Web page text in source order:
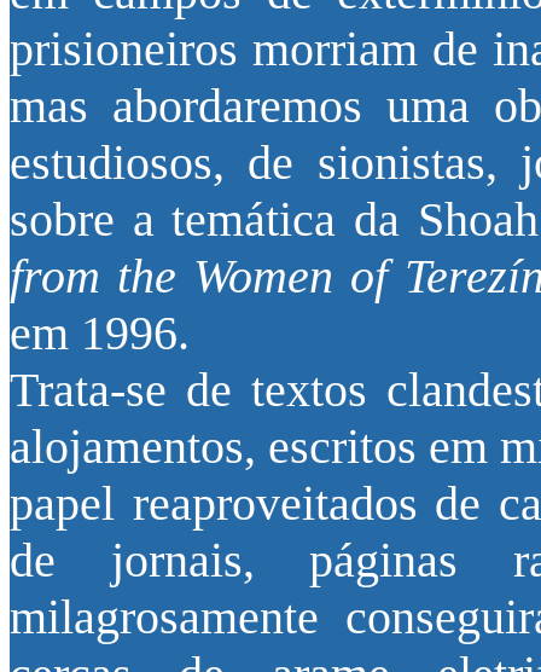
prisioneiros morriam de
mas abordaremos uma
estudiosos, de sionistas,
sobre a temática da
from the Women of
em 1996.
Trata-se de textos
alojamentos, escritos em
papel reaproveitados de
de jornais, páginas
milagrosamente